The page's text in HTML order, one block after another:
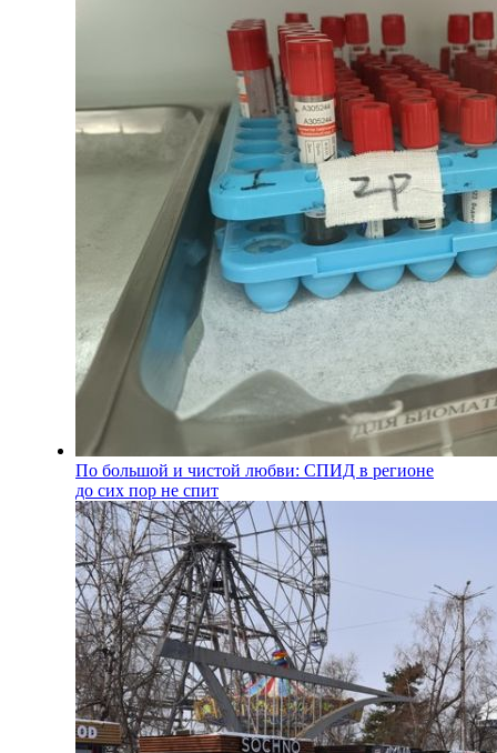
По большой и чистой любви: СПИД в регионе
до сих пор не спит